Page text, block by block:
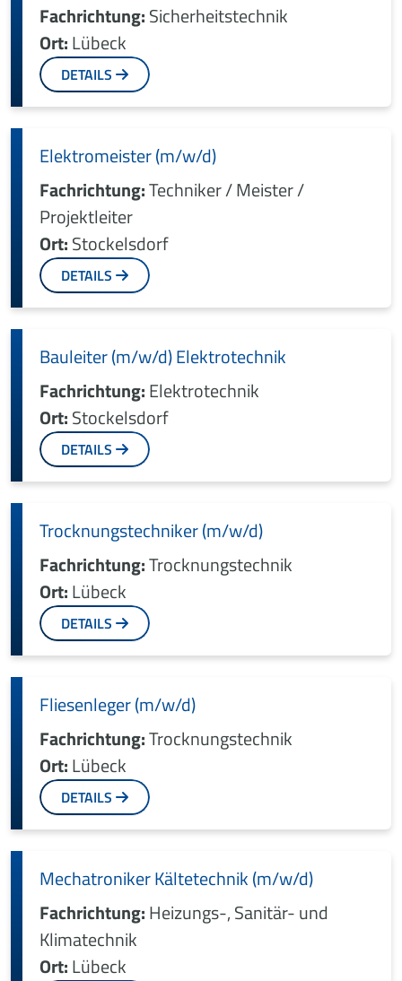
Fachrichtung:Sicherheitstechnik
Ort:Lübeck
DETAILS
Elektromeister (m/w/d)
Fachrichtung:Techniker / Meister /
Projektleiter
Ort:Stockelsdorf
DETAILS
Bauleiter (m/w/d) Elektrotechnik
Fachrichtung:Elektrotechnik
Ort:Stockelsdorf
DETAILS
Trocknungstechniker (m/w/d)
Fachrichtung:Trocknungstechnik
Ort:Lübeck
DETAILS
Fliesenleger (m/w/d)
Fachrichtung:Trocknungstechnik
Ort:Lübeck
DETAILS
Mechatroniker Kältetechnik (m/w/d)
Fachrichtung:Heizungs-, Sanitär- und
Klimatechnik
Ort:Lübeck